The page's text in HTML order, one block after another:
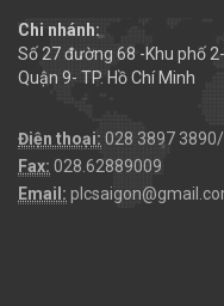
Chi nhánh:
Số 27 đường 68 -Khu phố
Quận 9- TP. Hồ Chí Minh
Điện thoại: 028 3897
Fax: 028.62889009
Email: